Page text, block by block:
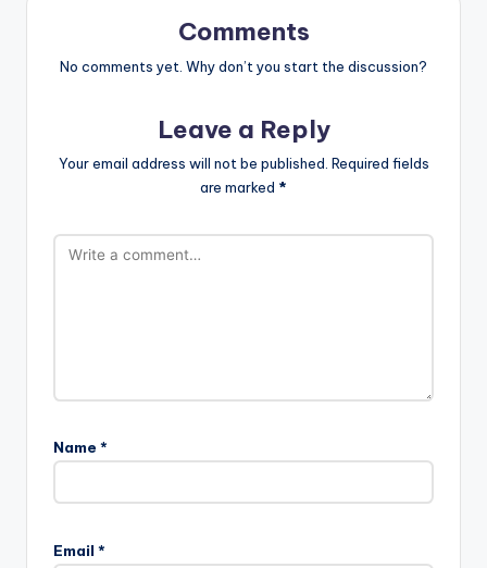
Comments
No comments yet. Why don’t you start the discussion?
Leave a Reply
Your email address will not be published. Required fields
are marked *
Name *
Email *